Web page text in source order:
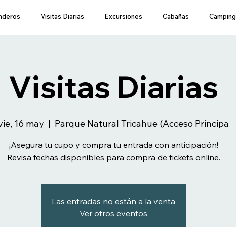
Visitas Diarias Excursiones Cabañas Camping
Visitas Diarias
16 may
  |
Parque Natural Tricahue (Acceso Principa
¡Asegura tu cupo y compra tu entrada con anticipación!
Revisa fechas disponibles para compra de tickets online.
Las entradas no están a la venta
Ver otros eventos